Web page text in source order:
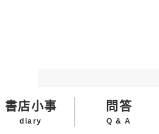
書店小事
diary
問答
Q & A